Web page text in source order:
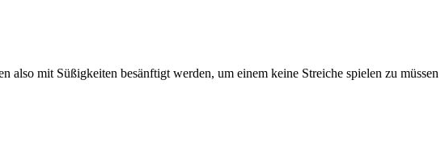
mit Süßigkeiten besänftigt werden, um einem keine Streiche spielen zu müssen